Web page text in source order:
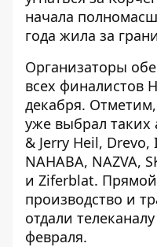
начала
года жила за
Организаторы
всех финалистов
декабря.
уже выбрал таких
& Jerry Heil, Drevo,
NAHABA, NAZVA,
и Ziferblat.
производство и
отдали
февраля.